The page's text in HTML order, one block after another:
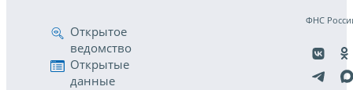
Открытое
ведомство
Открытые
данные
ФНС